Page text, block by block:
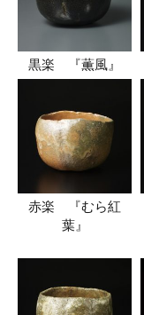
黒楽 『薫風』
赤楽 『むら紅
葉』